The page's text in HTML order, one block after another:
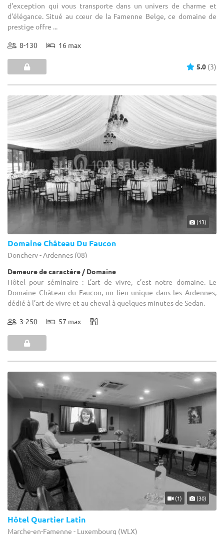
d'exception qui vous transporte dans un univers de charme et
d'élégance. Situé au cœur de la Famenne Belge, ce domaine de
prestige offre ...
8-130 16 max
5.0 (3)
(13)
Domaine Château Du Faucon
Donchery - Ardennes (08)
Demeure de caractère / Domaine
Hôtel pour séminaire : L’art de vivre, c’est notre domaine. Le
Domaine Château du Faucon, un lieu unique dans les Ardennes,
dédié à l’art de vivre et au cheval à quelques minutes de Sedan.
3-250 57 max
(1) (30)
Hôtel Quartier Latin
Marche-en-Famenne - Luxembourg (WLX)